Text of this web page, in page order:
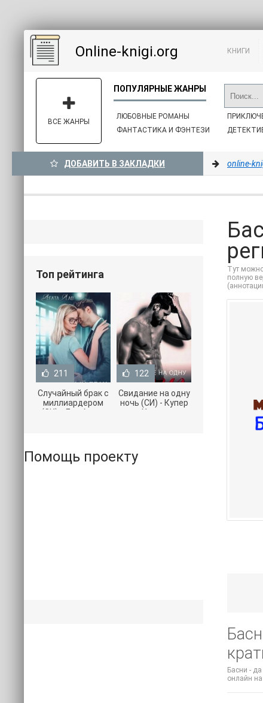
Online-knigi.org КНИГИ
ЛЮБОВНЫЕ РОМАНЫ
ФАНТАСТИКА И ФЭНТЕЗИ
ВСЕ ЖАНРЫ
ДОБАВИТЬ В ЗАКЛАДКИ online-
Тут
полную
Басни -
онлайн
Топ рейтинга
211
Случайный брак с
миллиардером
(СИ) - Лав Агата
122
Свидание на одну
ночь (СИ) - Купер
Хелен
Помощь проекту